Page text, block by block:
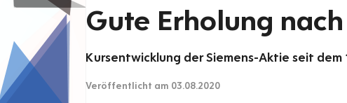
Gute Erholung
Kursentwicklung der Siemens-Aktie seit dem
Veröffentlicht am 03.08.2020